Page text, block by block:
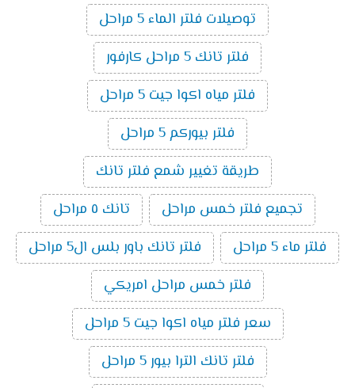
توصيلات فلتر الماء 5 مراحل
فلتر تانك 5 مراحل كارفور
فلتر مياه اكوا جيت 5 مراحل
فلتر بيوركم 5 مراحل
طريقة تغيير شمع فلتر تانك
تجميع فلتر خمس مراحل
تانك ٥ مراحل
فلتر ماء 5 مراحل
فلتر تانك باور بلس ال5 مراحل
فلتر خمس مراحل امريكي
سعر فلتر مياه اكوا جيت 5 مراحل
فلتر تانك الترا بيور 5 مراحل